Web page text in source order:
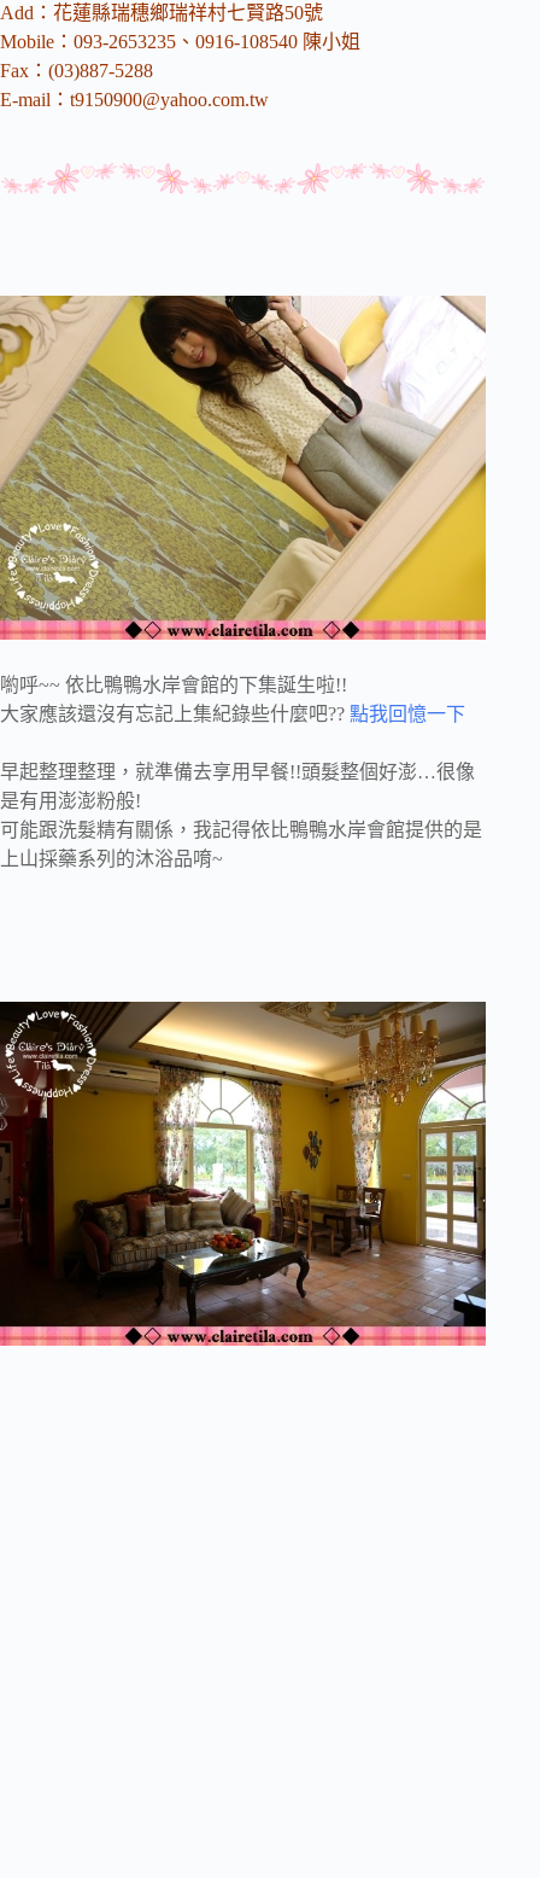
Add：花蓮縣瑞穗鄉瑞祥村七賢路50號
Mobile：093-2653235、0916-108540 陳小姐
Fax：(03)887-5288
E-mail： t9150900@yahoo.com.tw
喲呼~~ 依比鴨鴨水岸會館的下集誕生啦!!
大家應該還沒有忘記上集紀錄些什麼吧?? 點我回憶一下
早起整理整理，就準備去享用早餐!!頭髮整個好澎…很像
是有用澎澎粉般!
可能跟洗髮精有關係，我記得依比鴨鴨水岸會館提供的是
上山採藥系列的沐浴品唷~